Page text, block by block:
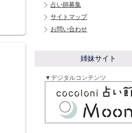
占い師募集
サイトマップ
お問い合わせ
姉妹サイト
▼デジタルコンテンツ